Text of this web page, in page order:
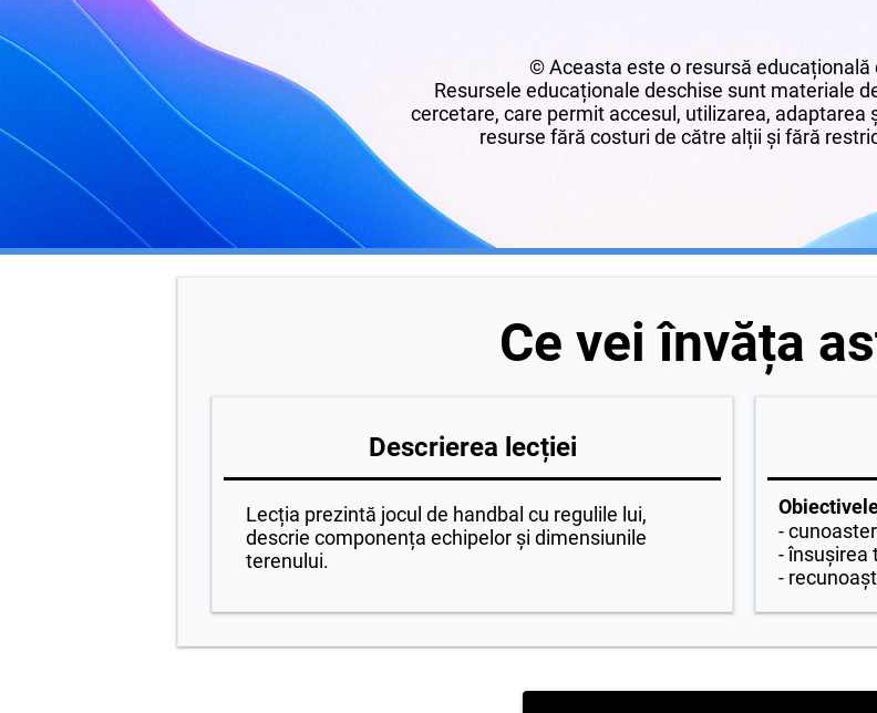
© Aceasta este o resursă educațională
Resursele educaționale deschise sunt materiale
cercetare, care permit accesul, utilizarea, adaptarea
resurse fără costuri de către alții și fără
Ce vei învăța
Descrierea lecției
Lecția prezintă jocul de handbal cu regulile lui,
descrie componența echipelor și dimensiunile
terenului.
-
- însușirea
-